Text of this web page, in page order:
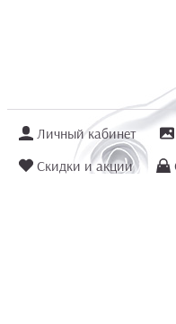
Личный кабинет
Скидки и акции